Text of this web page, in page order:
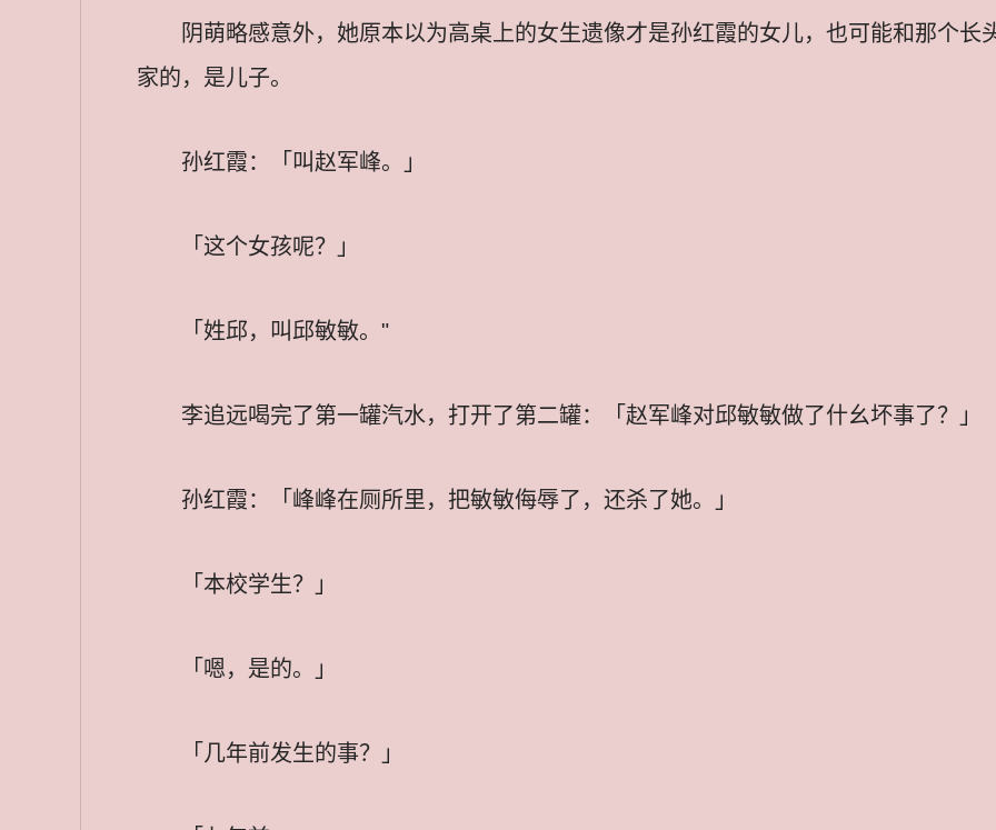
阴萌略感意外，她原本以为高桌上的女生遗像才是孙红霞的女儿，也可能和那个长
家的，是儿子。
孙红霞：「叫赵军峰。」
「这个女孩呢？」
「姓邱，叫邱敏敏。"
李追远喝完了第一罐汽水，打开了第二罐：「赵军峰对邱敏敏做了什幺坏事了？」
孙红霞：「峰峰在厕所里，把敏敏侮辱了，还杀了她。」
「本校学生？」
「嗯，是的。」
「几年前发生的事？」